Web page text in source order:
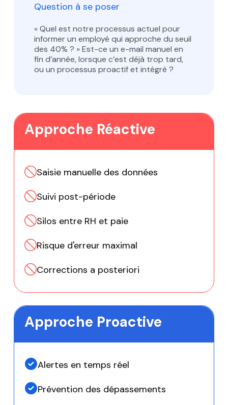
Question à se poser
« Quel est notre processus actuel pour
informer un employé qui approche du seuil
des 40% ? » Est-ce un e-mail manuel en
fin d’année, lorsque c’est déjà trop tard,
ou un processus proactif et intégré ?
Approche Réactive
Saisie manuelle des données
Suivi post-période
Silos entre RH et paie
Risque d'erreur maximal
Corrections a posteriori
Approche Proactive
Alertes en temps réel
Prévention des dépassements